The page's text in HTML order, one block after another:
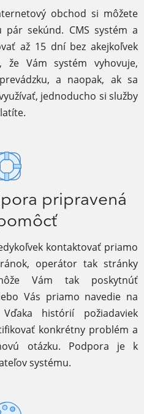
obchod si môžete
sekúnd. CMS systém a
až 15 dní bez akejkoľvek
že Vám systém vyhovuje,
a naopak, ak sa
jednoducho si služby
pripravená
kontaktovať priamo
operátor tak stránky
Vám tak poskytnúť
Vás priamo navedie na
histórií požiadaviek
konkrétny problém a
otázku. Podpora je k
systému.